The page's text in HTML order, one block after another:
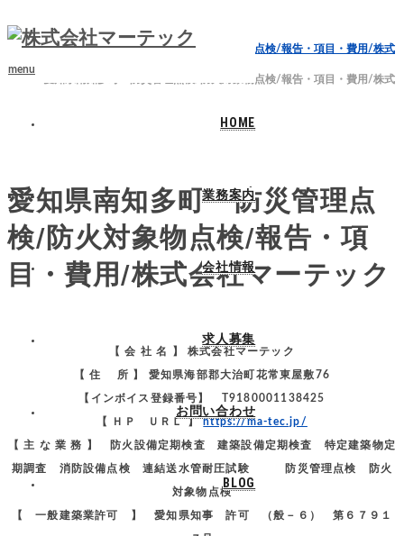
menu
HOME
業務案内
会社情報
求人募集
お問い合わせ
BLOG
ブログ
愛知県南知多町 防災管理点検/防火対象物点検/報告・項目・費用/株式
愛知県南知多町 防災管理点検/防火対象物点検/報告・項目・費用/株式
愛知県南知多町 防災管理点
検/防火対象物点検/報告・項
目・費用/株式会社マーテック
【 会 社 名 】 株式会社マーテック
【 住 所 】 愛知県海部郡大治町花常東屋敷76
【インボイス登録番号】 T9180001138425
【 ＨＰ ＵＲＬ 】https://ma-tec.jp/
【 主 な 業 務 】 防火設備定期検査 建築設備定期検査 特定建築物定
期調査 消防設備点検 連結送水管耐圧試験 防災管理点検 防火
対象物点検
【 一般建築業許可 】 愛知県知事 許可 （般－６） 第６７９１